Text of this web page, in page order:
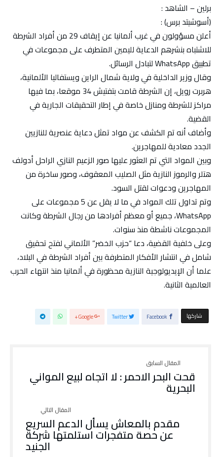
برلين – الشاهد :
(أسوشيتد برس) :
أعلن مسؤولون في غرب ألمانيا عن إيقاف 29 من أفراد الشرطة
للاشتباه بنشرهم الدعاية لليمين المتطرف على مجموعات في
تطبيق WhatsApp لتبادل الرسائل.
وقال وزير الداخلية في ولاية شمال الراين ويستفاليا الألمانية،
هربرت رويل، إن الشرطة قامت بتفتيش 34 موقعا، بما فيها
مراكز للشرطة ومنازل خاصة في إطار التحقيقات الجارية في
القضية.
وأضاف أنه تم الكشف عن مواد تمثل دعاية عنصرية للنازيين
الجدد معادية للمهاجرين.
وبين المواد التي تم العثور عليها صور الزعيم النازي الراحل أدولف
هتلر والرموز النازية مثل الصليب المعقوف، وصور ساخرة من
المهاجرين ودعوات لقتل السود.
وتم تداول تلك المواد في ما لا يقل عن 5 مجموعات على
WhatsApp، جميع أو معظم أفرادها من رجال الشرطة وكانت
المجموعات ناشطة منذ سنوات.
وعلى خلفية القضية، دعا “حزب الخضر” الألماني لفتح تحقيق
شامل في انتشار الأفكار المتطرفة بين أفراد الشرطة في البلاد،
علما أن الإيديولوجية النازية محظورة في ألمانيا منذ انتهاء الحرب
العالمية الثانية.
‫‫ شاركها‬ Facebook
Twitter
Google+
قحت البحر الاحمر : لا اتجاه لبيع المواني
البحرية
مقدم بالمعاش يسأل الدعم السريع
عن حصة متفجرات استلمتها شركة
الجنيد